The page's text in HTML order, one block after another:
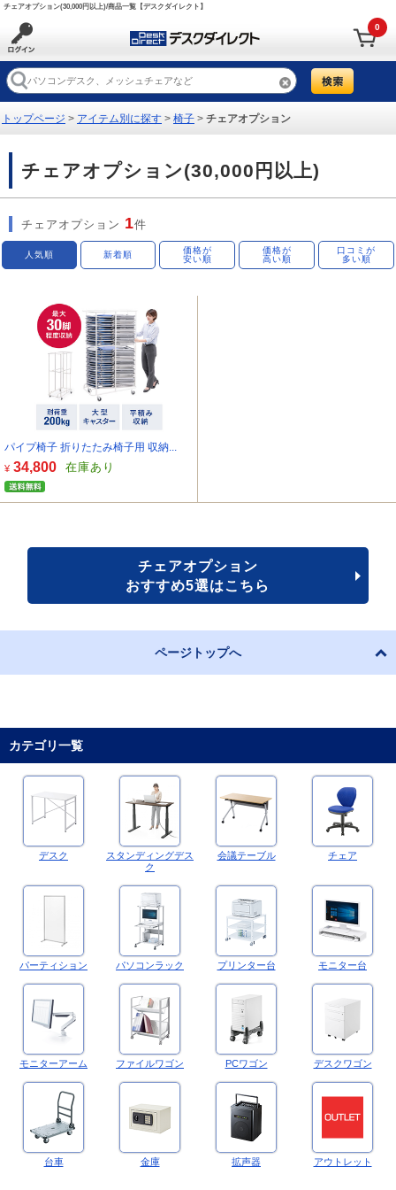
チェアオプション(30,000円以上)/商品一覧【デスクダイレクト】
0
トップページ > アイテム別に探す > 椅子 > チェアオプション
チェアオプション(30,000円以上)
チェアオプション 1件
人気順 新着順
価格が
安い順
価格が
高い順
口コミが
多い順
パイプ椅子 折りたたみ椅子用 収納...
¥ 34,800 在庫あり
チェアオプション
おすすめ5選はこちら
ページトップへ
カテゴリ一覧
デスク
スタンディングデス
ク
会議テーブル チェア
パーティション パソコンラック プリンター台 モニター台
モニターアーム ファイルワゴン PCワゴン デスクワゴン
台車 金庫 拡声器 アウトレット